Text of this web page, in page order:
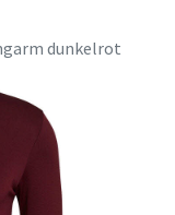
dunkelrot